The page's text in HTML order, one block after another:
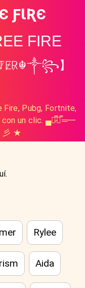
ƑƖƦЄ
FIRE
】
Fire, Pubg, Fortnite,
con un clic. ▄︻̷̿┻̿═━
彡 ★
Rylee
Aida